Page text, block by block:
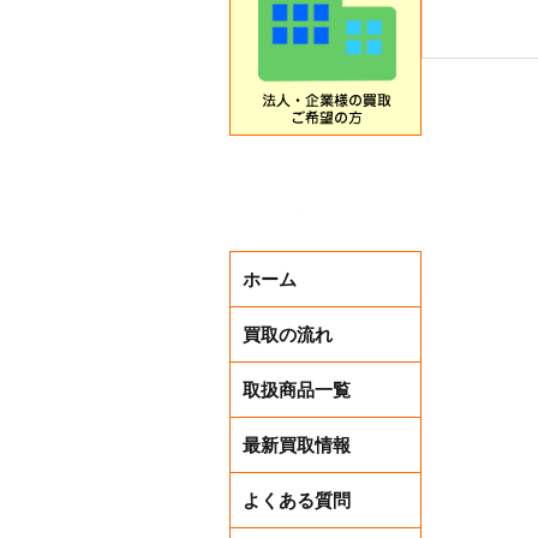
ホーム
買取の流れ
取扱商品一覧
最新買取情報
よくある質問